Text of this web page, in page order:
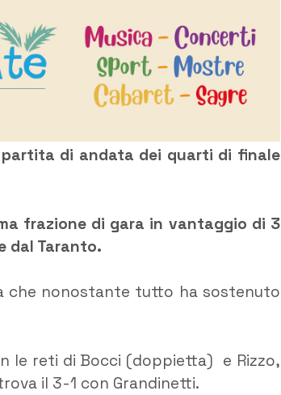
partita di andata dei quarti di finale
frazione di gara in vantaggio di 3
dal Taranto.
che nonostante tutto ha sostenuto
le reti di Bocci (doppietta) e Rizzo,
il 3-1 con Grandinetti.